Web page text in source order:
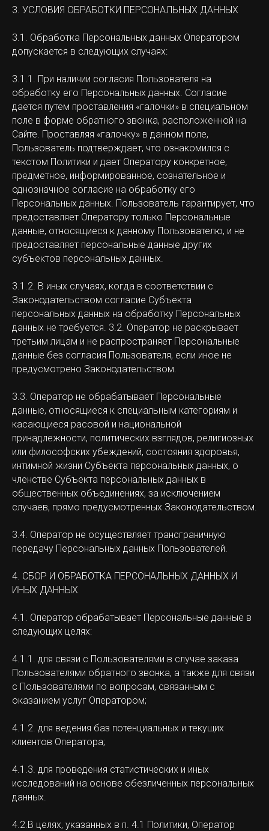
3. УСЛОВИЯ ОБРАБОТКИ ПЕРСОНАЛЬНЫХ ДАННЫХ
3.1. Обработка Персональных данных Оператором
допускается в следующих случаях:
3.1.1. При наличии согласия Пользователя на
обработку его Персональных данных. Согласие
дается путем проставления «галочки» в специальном
поле в форме обратного звонка, расположенной на
Сайте. Проставляя «галочку» в данном поле,
Пользователь подтверждает, что ознакомился с
текстом Политики и дает Оператору конкретное,
предметное, информированное, сознательное и
однозначное согласие на обработку его
Персональных данных. Пользователь гарантирует, что
предоставляет Оператору только Персональные
данные, относящиеся к данному Пользователю, и не
предоставляет персональные данные других
субъектов персональных данных.
3.1.2. В иных случаях, когда в соответствии с
Законодательством согласие Субъекта
персональных данных на обработку Персональных
данных не требуется. 3.2. Оператор не раскрывает
третьим лицам и не распространяет Персональные
данные без согласия Пользователя, если иное не
предусмотрено Законодательством.
3.3. Оператор не обрабатывает Персональные
данные, относящиеся к специальным категориям и
касающиеся расовой и национальной
принадлежности, политических взглядов, религиозных
или философских убеждений, состояния здоровья,
интимной жизни Субъекта персональных данных, о
членстве Субъекта персональных данных в
общественных объединениях, за исключением
случаев, прямо предусмотренных Законодательством.
3.4. Оператор не осуществляет трансграничную
передачу Персональных данных Пользователей.
4. СБОР И ОБРАБОТКА ПЕРСОНАЛЬНЫХ ДАННЫХ И
ИНЫХ ДАННЫХ
4.1. Оператор обрабатывает Персональные данные в
следующих целях:
4.1.1. для связи с Пользователями в случае заказа
Пользователями обратного звонка, а также для связи
с Пользователями по вопросам, связанным с
оказанием услуг Оператором;
4.1.2. для ведения баз потенциальных и текущих
клиентов Оператора;
4.1.3. для проведения статистических и иных
исследований на основе обезличенных персональных
данных.
4.2.В целях, указанных в п. 4.1 Политики, Оператор